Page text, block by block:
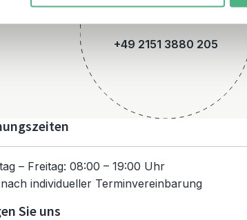
Telefon
+49 2151 3880 205
– Freitag: 08:00 – 19:00 Uhr
individueller Terminvereinbarung
Sie uns